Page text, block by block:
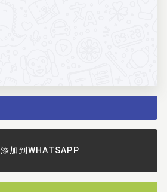
添加到WHATSAPP